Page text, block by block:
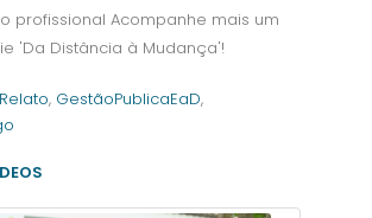
profissional Acompanhe mais um
'Da Distância à Mudança'!
Relato, GestãoPublicaEaD,